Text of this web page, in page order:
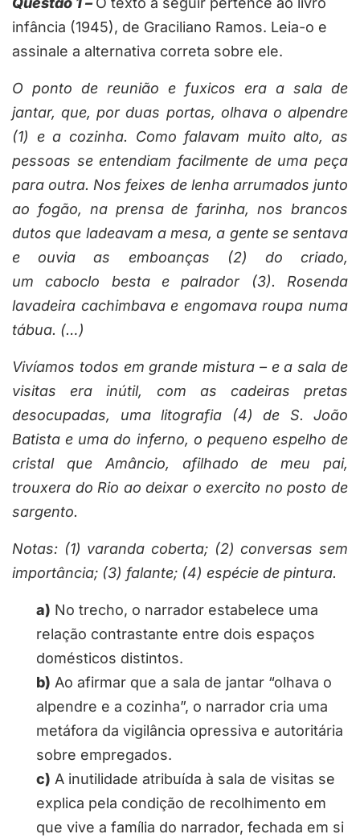
infância (1945), de Graciliano Ramos. Leia-o e
assinale a alternativa correta sobre ele.
O ponto de reunião e fuxicos era a sala de
jantar, que, por duas portas, olhava o alpendre
(1) e a cozinha. Como falavam muito alto, as
pessoas se entendiam facilmente de uma peça
para outra. Nos feixes de lenha arrumados junto
ao fogão, na prensa de farinha, nos brancos
dutos que ladeavam a mesa, a gente se sentava
e ouvia as emboanças (2) do criado,
um caboclo besta e palrador (3). Rosenda
lavadeira cachimbava e engomava roupa numa
tábua. (…)
Vivíamos todos em grande mistura – e a sala de
visitas era inútil, com as cadeiras pretas
desocupadas, uma litografia (4) de S. João
Batista e uma do inferno, o pequeno espelho de
cristal que Amâncio, afilhado de meu pai,
trouxera do Rio ao deixar o exercito no posto de
sargento.
Notas: (1) varanda coberta; (2) conversas sem
importância; (3) falante; (4) espécie de pintura.
a) No trecho, o narrador estabelece uma
relação contrastante entre dois espaços
domésticos distintos.
b) Ao afirmar que a sala de jantar “olhava o
alpendre e a cozinha”, o narrador cria uma
metáfora da vigilância opressiva e autoritária
sobre empregados.
c) A inutilidade atribuída à sala de visitas se
explica pela condição de recolhimento em
que vive a família do narrador, fechada em si